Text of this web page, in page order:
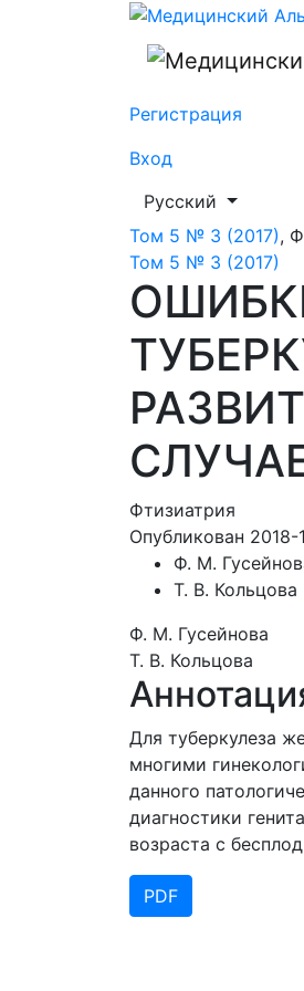
ОШИБКИ
Регистрация
Вход
Русский
Том 5 № 3 (2017),
Том 5 № 3 (2017)
Фтизиатрия
Опубликован
Ф. М.
Т. В. Кольцова
Ф. М. Гусейнова
Т. В. Кольцова
Для туберкулеза
многими
данного
диагностики
возраста с
PDF